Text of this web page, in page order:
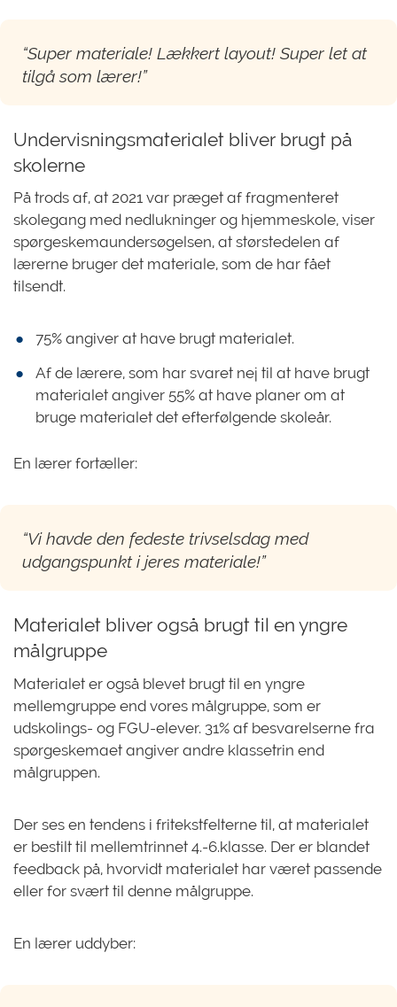
“Super materiale! Lækkert layout! Super let at
tilgå som lærer!”
Undervisningsmaterialet bliver brugt på
skolerne
På trods af, at 2021 var præget af fragmenteret
skolegang med nedlukninger og hjemmeskole, viser
spørgeskemaundersøgelsen, at størstedelen af
lærerne bruger det materiale, som de har fået
tilsendt.
75% angiver at have brugt materialet.
Af de lærere, som har svaret nej til at have brugt
materialet angiver 55% at have planer om at
bruge materialet det efterfølgende skoleår.
En lærer fortæller:
“Vi havde den fedeste trivselsdag med
udgangspunkt i jeres materiale!”
Materialet bliver også brugt til en yngre
målgruppe
Materialet er også blevet brugt til en yngre
mellemgruppe end vores målgruppe, som er
udskolings- og FGU-elever. 31% af besvarelserne fra
spørgeskemaet angiver andre klassetrin end
målgruppen.
Der ses en tendens i fritekstfelterne til, at materialet
er bestilt til mellemtrinnet 4.-6.klasse. Der er blandet
feedback på, hvorvidt materialet har været passende
eller for svært til denne målgruppe.
En lærer uddyber: